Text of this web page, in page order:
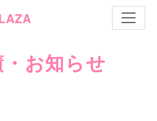
ナビ
お知らせ